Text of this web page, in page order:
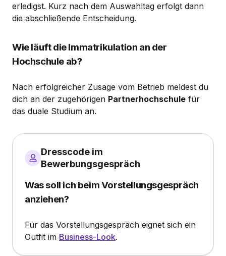
erledigst. Kurz nach dem Auswahltag erfolgt dann
die abschließende Entscheidung.
Wie läuft die Immatrikulation an der
Hochschule ab?
Nach erfolgreicher Zusage vom Betrieb meldest du
dich an der zugehörigen Partnerhochschule für
das duale Studium an.
Dresscode im
Bewerbungsgespräch
Was soll ich beim Vorstellungsgespräch
anziehen?
Für das Vorstellungsgespräch eignet sich ein
Outfit im Business-Look.